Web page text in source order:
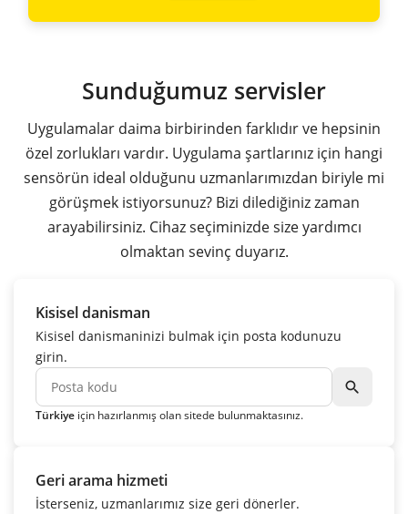
Sunduğumuz servisler
Uygulamalar daima birbirinden farklıdır ve hepsinin
özel zorlukları vardır. Uygulama şartlarınız için hangi
sensörün ideal olduğunu uzmanlarımızdan biriyle mi
görüşmek istiyorsunuz? Bizi dilediğiniz zaman
arayabilirsiniz. Cihaz seçiminizde size yardımcı
olmaktan sevinç duyarız.
Kisisel danisman
Kisisel danismaninizi bulmak için posta kodunuzu
girin.
search
Türkiye için hazırlanmış olan sitede bulunmaktasınız.
Geri arama hizmeti
İsterseniz, uzmanlarımız size geri dönerler.